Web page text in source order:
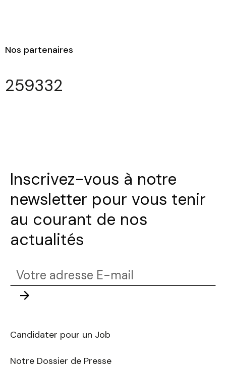
Nos partenaires
259332
Inscrivez-vous à notre
newsletter pour vous tenir
au courant de nos
actualités
Votre
adresse
E-
Envoyer
Candidater pour un Job
Notre Dossier de Presse